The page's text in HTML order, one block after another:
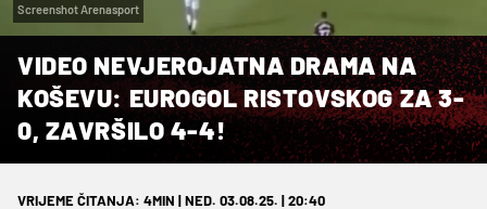
Screenshot Arenasport
VIDEO NEVJEROJATNA DRAMA NA
KOŠEVU: EUROGOL RISTOVSKOG ZA 3-
0, ZAVRŠILO 4-4!
VRIJEME ČITANJA: 4MIN | NED. 03.08.25. | 20:40